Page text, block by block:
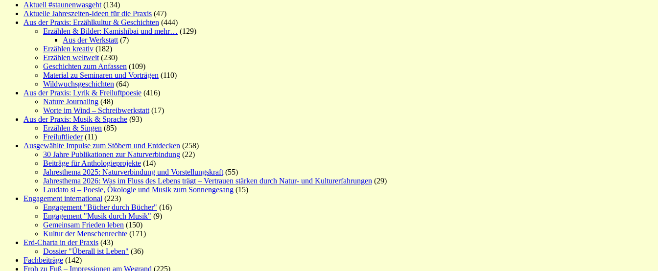
Aktuell #staunenwasgeht (134)
Aktuelle Jahreszeiten-Ideen für die Praxis (47)
Aus der Praxis: Erzählkultur & Geschichten (444)
Erzählen & Bilder: Kamishibai und mehr… (129)
Aus der Werkstatt (7)
Erzählen kreativ (182)
Erzählen weltweit (230)
Geschichten zum Anfassen (109)
Material zu Seminaren und Vorträgen (110)
Wildwuchsgeschichten (64)
Aus der Praxis: Lyrik & Freiluftpoesie (416)
Nature Journaling (48)
Worte im Wind – Schreibwerkstatt (17)
Aus der Praxis: Musik & Sprache (93)
Erzählen & Singen (85)
Freiluftlieder(11)
Ausgewählte Impulse zum Stöbern und Entdecken (258)
30 Jahre Publikationen zur Naturverbindung (22)
Beiträge für Anthologieprojekte (14)
Jahresthema 2025: Naturverbindung und Vorstellungskraft (55)
Jahresthema 2026: Was im Fluss des Lebens trägt – Vertrauen stärken durch Natur- und Kulturerfahrungen (29)
Laudato si – Poesie, Ökologie und Musik zum Sonnengesang (15)
Engagement international (223)
Engagement "Bücher durch Bücher" (16)
Engagement "Musik durch Musik" (9)
Gemeinsam Frieden leben (150)
Kultur der Menschenrechte (171)
Erd-Charta in der Praxis (43)
Dossier "Überall ist Leben" (36)
Fachbeiträge (142)
Froh zu Fuß – Impressionen am Wegrand (225)